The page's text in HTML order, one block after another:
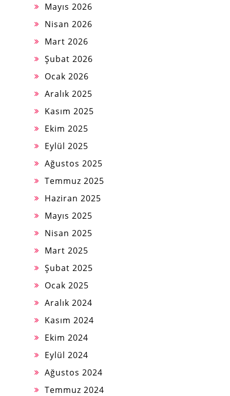
Mayıs 2026
Nisan 2026
Mart 2026
Şubat 2026
Ocak 2026
Aralık 2025
Kasım 2025
Ekim 2025
Eylül 2025
Ağustos 2025
Temmuz 2025
Haziran 2025
Mayıs 2025
Nisan 2025
Mart 2025
Şubat 2025
Ocak 2025
Aralık 2024
Kasım 2024
Ekim 2024
Eylül 2024
Ağustos 2024
Temmuz 2024